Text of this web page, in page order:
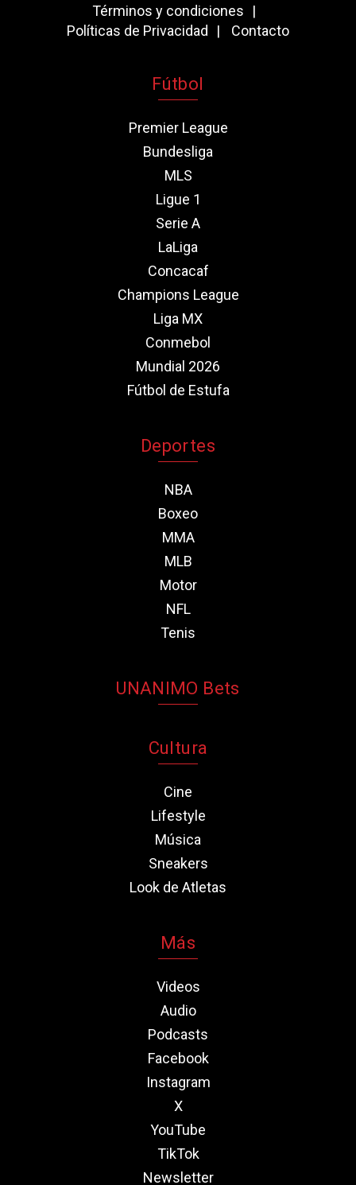
Términos y condiciones
Políticas de Privacidad
Contacto
Fútbol
Premier League
Bundesliga
MLS
Ligue 1
Serie A
LaLiga
Concacaf
Champions League
Liga MX
Conmebol
Mundial 2026
Fútbol de Estufa
Deportes
NBA
Boxeo
MMA
MLB
Motor
NFL
Tenis
UNANIMO Bets
Cultura
Cine
Lifestyle
Música
Sneakers
Look de Atletas
Más
Videos
Audio
Podcasts
Facebook
Instagram
X
YouTube
TikTok
Newsletter